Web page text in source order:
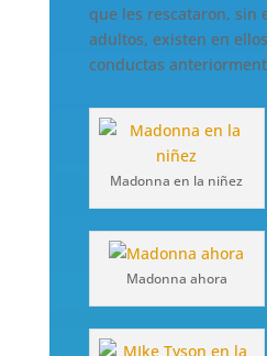
que les rescataron, sin
adultos, existen en
conductas
Madonna en la niñez
Madonna ahora